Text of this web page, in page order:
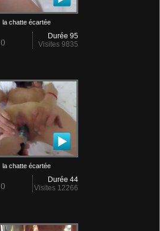
la chatte écartée
Durée 95
Visites 9835
()
la chatte écartée
Durée 44
Visites 12266
()